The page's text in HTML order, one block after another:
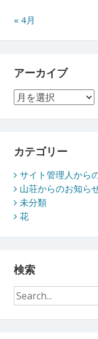
« 4月
アーカイブ
ア
ー
カ
ブ
カテゴリー
サイト管理人から
山荘からのお知ら
未分類
花
検索